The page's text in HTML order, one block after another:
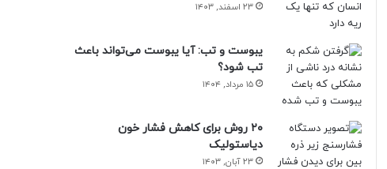
۲۳ اسفند, ۱۴۰۳
یبوست و تب: آیا یبوست می‌تواند باعث
تب شود؟
۱۵ مرداد, ۱۴۰۴
۲۰ روش برای کاهش فشار خون
دیاستولیک
۲۳ آبان, ۱۴۰۳